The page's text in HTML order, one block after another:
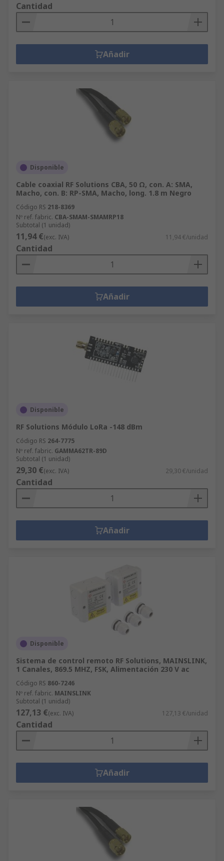
Cantidad
Añadir
Disponible
Cable coaxial RF Solutions CBA, 50 Ω, con. A: SMA,
Macho, con. B: RP-SMA, Macho, long. 1.8 m Negro
Código RS 218-8369
Nº ref. fabric. CBA-SMAM-SMAMRP18
Subtotal (1 unidad)
11,94 €(exc. IVA) 11,94 €/unidad
Cantidad
Añadir
Disponible
RF Solutions Módulo LoRa -148 dBm
Código RS 264-7775
Nº ref. fabric. GAMMA62TR-89D
Subtotal (1 unidad)
29,30 €(exc. IVA) 29,30 €/unidad
Cantidad
Añadir
Disponible
Sistema de control remoto RF Solutions, MAINSLINK,
1 Canales, 869.5 MHZ, FSK, Alimentación 230 V ac
Código RS 860-7246
Nº ref. fabric. MAINSLINK
Subtotal (1 unidad)
127,13 €(exc. IVA) 127,13 €/unidad
Cantidad
Añadir